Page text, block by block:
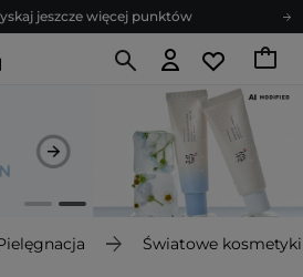
jeszcze więcej punktów
na newsletter pełen porad
Realizacja zamówienia do 24h.
jeszcze więcej punktów
na newsletter pełen porad
Światowe kosmetyki